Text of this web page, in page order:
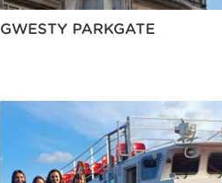
GWESTY PARKGATE